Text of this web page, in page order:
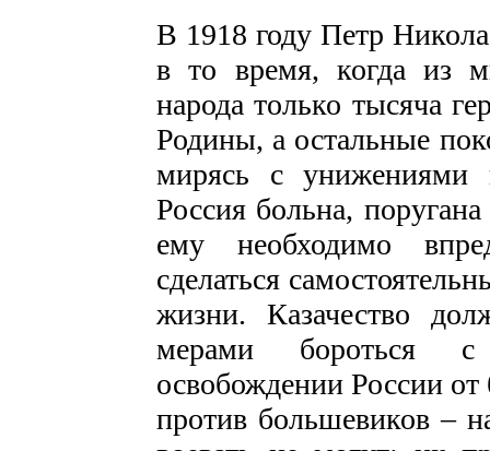
В 1918 году Петр
в то время, когда из
народа только тысяча
Родины, а остальные
мирясь с унижениями
Россия больна,
ему необходимо
сделаться
жизни. Казачество
мерами бороться
освобождении России от
против большевиков –